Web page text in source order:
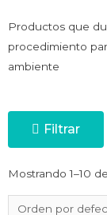
Productos que
procedimiento
ambiente
Filtrar
Mostrando 1–10